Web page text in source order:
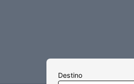
Destino